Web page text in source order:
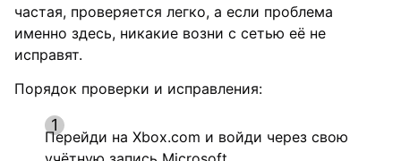
частая, проверяется легко, а если проблема
именно здесь, никакие возни с сетью её не
исправят.
Порядок проверки и исправления:
Перейди на Xbox.com и войди через свою